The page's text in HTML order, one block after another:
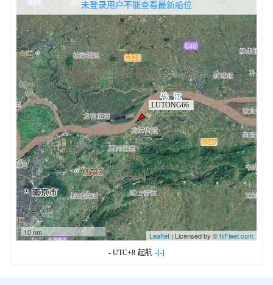
10 nm Leaflet | Licensed by ©hiFleet.com
未登录用户不能查看最新船位
无权查看最新船位，请联系开通
- UTC+8 起航 -[-]